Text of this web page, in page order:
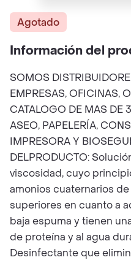
Agotado
Información del
SOMOS
EMPRESAS, OFICINAS,
CATALOGO DE MAS DE
ASEO, PAPELERÍA,
IMPRESORA Y
DELPRODUCTO:
viscosidad, cuyo
amonios cuaternarios
superiores en cuanto a
baja espuma y tienen
de proteína y al agua
Desinfectante que